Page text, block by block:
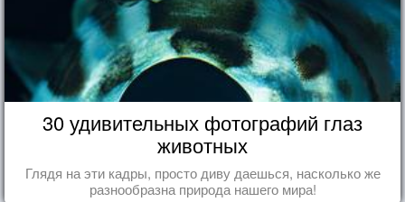
30 удивительных фотографий глаз
животных
Глядя на эти кадры, просто диву даешься, насколько же
разнообразна природа нашего мира!